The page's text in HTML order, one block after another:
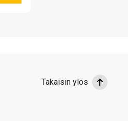
Takaisin ylös